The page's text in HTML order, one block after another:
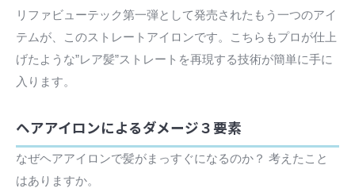
リファビューテック第一弾として発売されたもう一つのアイ
テムが、このストレートアイロンです。こちらもプロが仕上
げたような”レア髪”ストレートを再現する技術が簡単に手に
入ります。
ヘアアイロンによるダメージ３要素
なぜヘアアイロンで髪がまっすぐになるのか？ 考えたこと
はありますか。